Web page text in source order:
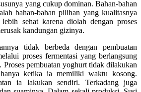
yang cukup dominan. Bahan-bahan
bahan-bahan pilihan yang kualitasnya
sehat karena diolah dengan proses
kandungan gizinya.
tidak berbeda dengan pembuatan
proses fermentasi yang berlangsung
pembuatan yoghurt tidak dilakukan
ketika ia memiliki waktu kosong.
ia lakukan sendiri. Terkadang juga